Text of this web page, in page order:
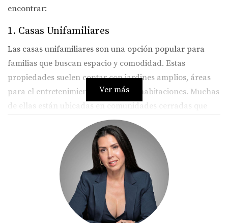
encontrar:
1. Casas Unifamiliares
Las casas unifamiliares son una opción popular para
familias que buscan espacio y comodidad. Estas
propiedades suelen contar con jardines amplios, áreas
para el entretenimiento y múltiples habitaciones. Muchas
de ellas están ubicadas en comunidades cerradas que
ofrecen seguridad y amenidades como piscinas y
2. Condominios y Apartamentos
Los condominios y apartamentos son ideales para
aquellos que prefieren un estilo de vida más urbano o
que buscan una opción más asequible. Estos espacios
suelen ofrecer comodidades modernas como gimnasios,
Ver más